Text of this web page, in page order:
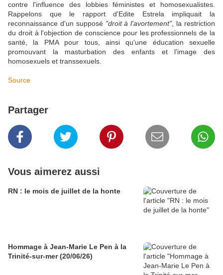
contre l'influence des lobbies féministes et homosexualistes.
Rappelons que le rapport d'Edite Estrela impliquait la
reconnaissance d'un supposé "droit à l'avortement", la restriction
du droit à l'objection de conscience pour les professionnels de la
santé, la PMA pour tous, ainsi qu'une éducation sexuelle
promouvant la masturbation des enfants et l'image des
homosexuels et transsexuels.
Source
Partager
Vous aimerez aussi
RN : le mois de juillet de la honte
Hommage à Jean-Marie Le Pen à la
Trinité-sur-mer (20/06/26)